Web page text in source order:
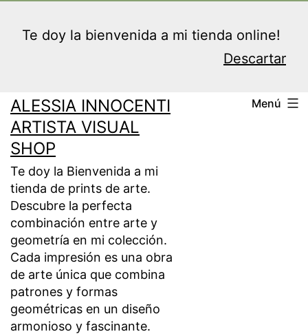
ALESSIA INNOCENTI
ARTISTA VISUAL
SHOP
Te doy la Bienvenida a mi
tienda de prints de arte.
Descubre la perfecta
combinación entre arte y
geometría en mi colección.
Cada impresión es una obra
de arte única que combina
patrones y formas
geométricas en un diseño
armonioso y fascinante.
Menú
Te doy la bienvenida a mi tienda online!
Descartar